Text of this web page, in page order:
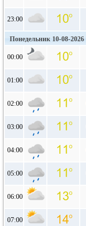
23:00
Понедельник 10-08-2026
00:00
01:00
02:00
03:00
04:00
05:00
06:00
07:00